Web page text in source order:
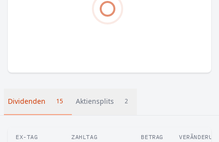
Dividenden 15 Aktiensplits 2
EX-TAG ZAHLTAG BETRAG